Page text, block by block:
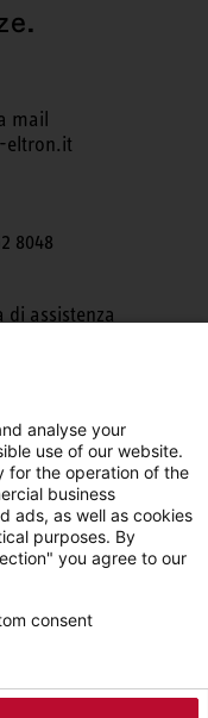
mail
eltron.it
8048
di assistenza
sulla privacy
Instagram
analyse your
use of our website.
for the operation of the
business
ads, as well as cookies
purposes. By
you agree to our
consent